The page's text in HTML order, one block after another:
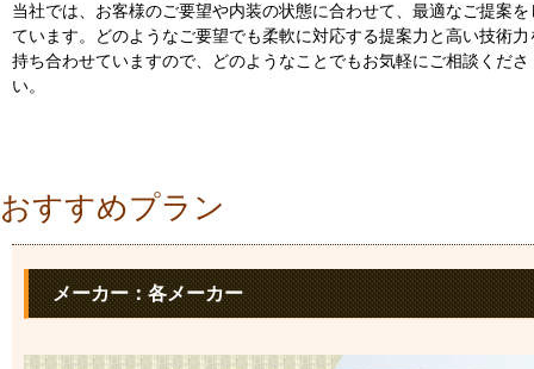
当社では、お客様のご要望や内装の状態に合わせて、最適なご提案を
ています。どのようなご要望でも柔軟に対応する提案力と高い技術力
持ち合わせていますので、どのようなことでもお気軽にご相談くださ
い。
おすすめプラン
メーカー：各メーカー